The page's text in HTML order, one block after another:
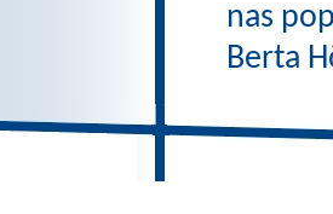
nas
Berta